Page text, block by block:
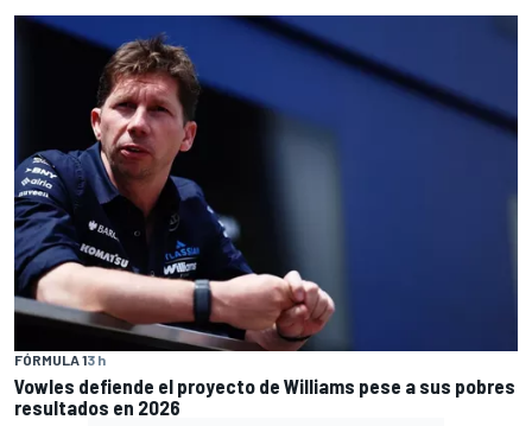
FÓRMULA 13 h
Vowles defiende el proyecto de Williams pese a sus pobres
resultados en 2026